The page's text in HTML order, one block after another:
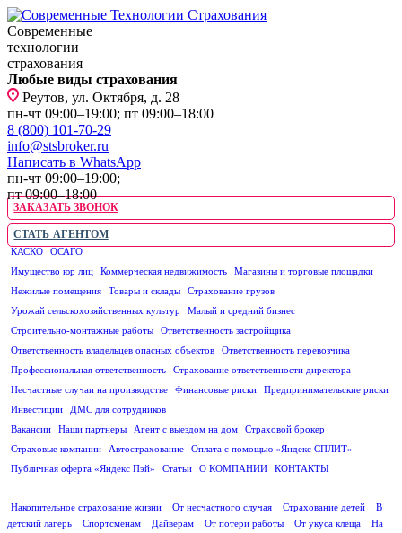
Современные
технологии
страхования
Любые виды страхования
Реутов, ул. Октября, д. 28
пн-чт 09:00–19:00; пт 09:00–18:00
8 (800) 101-70-29
info@stsbroker.ru
Написать в WhatsApp
пн-чт 09:00–19:00;
пт 09:00–18:00
ЗАКАЗАТЬ ЗВОНОК
СТАТЬ АГЕНТОМ
КАСКО ОСАГО
Имущество юр лиц
Коммерческая недвижимость
Магазины и торговые площадки
Нежилые помещения
Товары и склады
Страхование грузов
Урожай сельскохозяйственных культур
Малый и средний бизнес
Строительно-монтажные работы
Ответственность застройщика
Ответственность владельцев опасных объектов
Ответственность перевозчика
Профессиональная ответственность
Страхование ответственности директора
Несчастные случаи на производстве
Финансовые риски
Предпринимательские риски
Инвестиции
ДМС для сотрудников
Вакансии
Наши партнеры Агент с выездом на дом
Страховой брокер
Страховые компании
Автострахование
Оплата с помощью «Яндекс СПЛИТ»
Публичная оферта «Яндекс Пэй»
Статьи О КОМПАНИИ
КОНТАКТЫ
Накопительное страхование жизни
От несчастного случая Страхование детей
В
детский лагерь
Спортсменам Дайверам От потери работы От укуса клеща
На